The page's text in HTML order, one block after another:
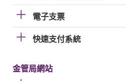
電子支票
快速支付系統
金管局網站